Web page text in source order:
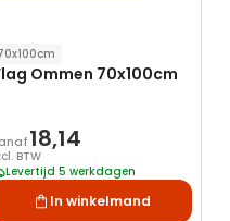
Ommen 70x100cm
18,14
BTW
Levertijd 5 werkdagen
In winkelmand